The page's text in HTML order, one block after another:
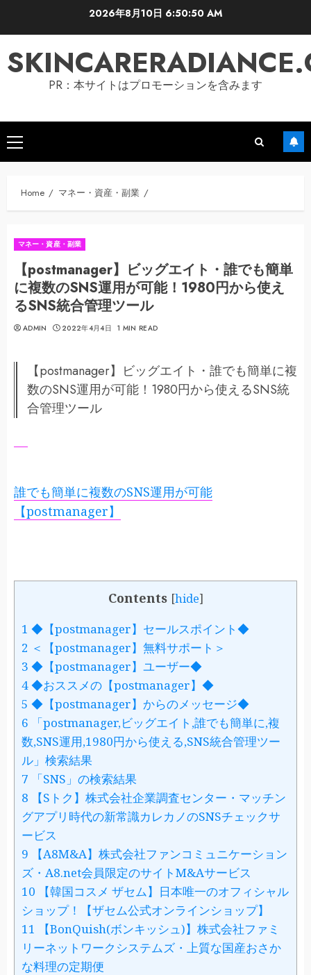
2026年8月10日 6:50:52 AM
PR：本サイトはプロモーションを含みます
Primary
Menu
Home マネー・資産・副業
マネー・資産・副業
【postmanager】ビッグエイト・誰でも簡単
に複数のSNS運用が可能！1980円から使え
るSNS統合管理ツール
ADMIN 2022年4月4日 1 MIN READ
【postmanager】ビッグエイト・誰でも簡単に複
数のSNS運用が可能！1980円から使えるSNS統
合管理ツール
誰でも簡単に複数のSNS運用が可能
【postmanager】
Contents [hide]
1 ◆【postmanager】セールスポイント◆
2 ＜【postmanager】無料サポート＞
3 ◆【postmanager】ユーザー◆
4◆おススメの【postmanager】◆
5 ◆【postmanager】からのメッセージ◆
6 「postmanager,ビッグエイト,誰でも簡単に,複
数,SNS運用,1980円から使える,SNS統合管理ツー
ル」検索結果
7 「SNS」の検索結果
8 【Sトク】株式会社企業調査センター・マッチン
グアプリ時代の新常識カレカノのSNSチェックサ
ービス
9 【A8M&A】株式会社ファンコミュニケーション
ズ・A8.net会員限定のサイトM&Aサービス
10 【韓国コスメ ザセム】日本唯一のオフィシャル
ショップ！【ザセム公式オンラインショップ】
11 【BonQuish(ボンキッシュ)】株式会社ファミ
リーネットワークシステムズ・上質な国産おさか
な料理の定期便